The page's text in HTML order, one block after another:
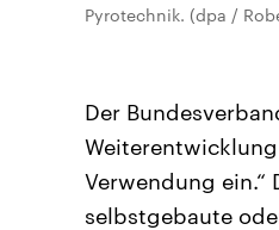
Pyrotechnik. (dpa /
Der
Verwendung ein.“
selbstgebaute